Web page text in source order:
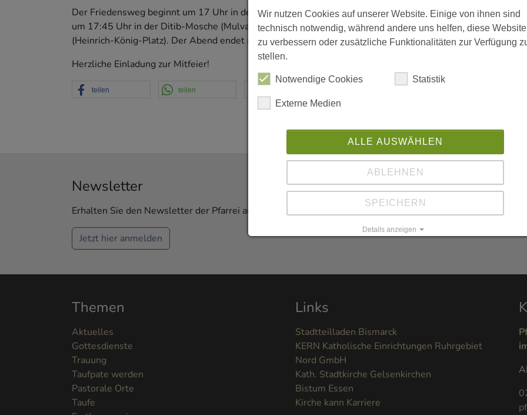
Der Friedensweg beginnt um 17 Uhr in der Synagoge (Georgstraße 2), die weiteren Stationen sind
um 17:45 Uhr in der Ditib-Mosche (Mulvanystr. 16), und um 18:30 Uhr in der Propsteikirche
(Heinrich-König-Platz). Der Abend endet anschließend mit Musik im Saal der Synagoge.
Herzliche Einladung zur Mitfeier!
teilen teilen
Newsletter
Erhalten Sie den Newsletter der Pfarrei aus erster Hand - und vor allem umweltfreundlich als E-Mail.
Jetzt hier anmelden
Themen
Aktuelles
Gottesdienste
Trauung
Taufpate werden
Pastorale Orte
Taufe
Links
Stadtteilladen Bismarck
KERN Katholische Einrichtungen Ruhrgebiet
Nord GmbH
Kath. Stadtkirche Gelsenkirchen
Bistum Essen
Kirche kann Karriere
Wir nutzen Cookies auf unserer Website. Einige von ihnen sind
technisch notwendig, während andere uns helfen, diese Website
zu verbessern oder zusätzliche Funktionalitäten zur Verfügung
stellen.
Notwendige Cookies Statistik
Externe Medien
ALLE AUSWÄHLEN
ABLEHNEN
SPEICHERN
Details anzeigen